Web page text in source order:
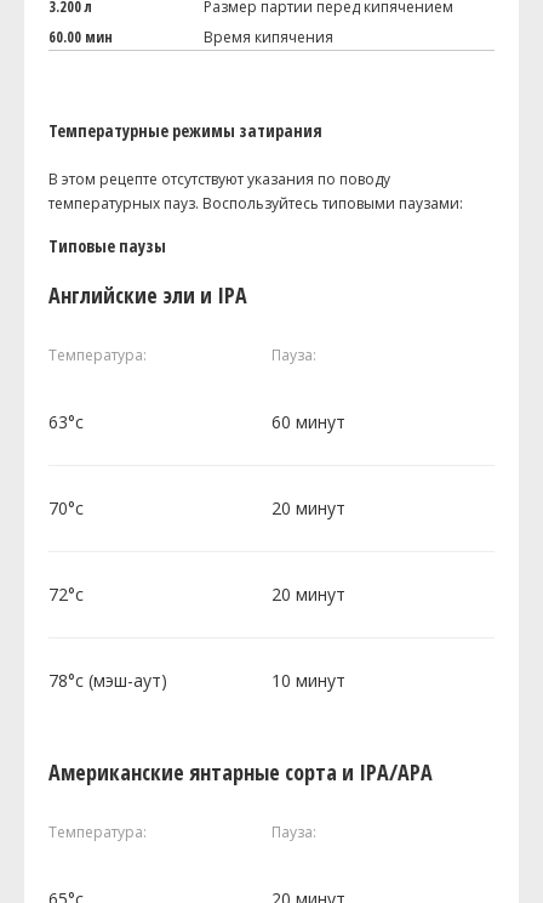
3.200 л
Размер партии перед кипячением
60.00 мин
Время кипячения
Температурные режимы затирания
В этом рецепте отсутствуют указания по поводу
температурных пауз. Воспользуйтесь типовыми паузами:
Типовые паузы
Английские эли и IPA
Температура: Пауза:
63°c 60 минут
70°c 20 минут
72°c 20 минут
78°c (мэш-аут) 10 минут
Американские янтарные сорта и IPA/APA
Температура: Пауза: